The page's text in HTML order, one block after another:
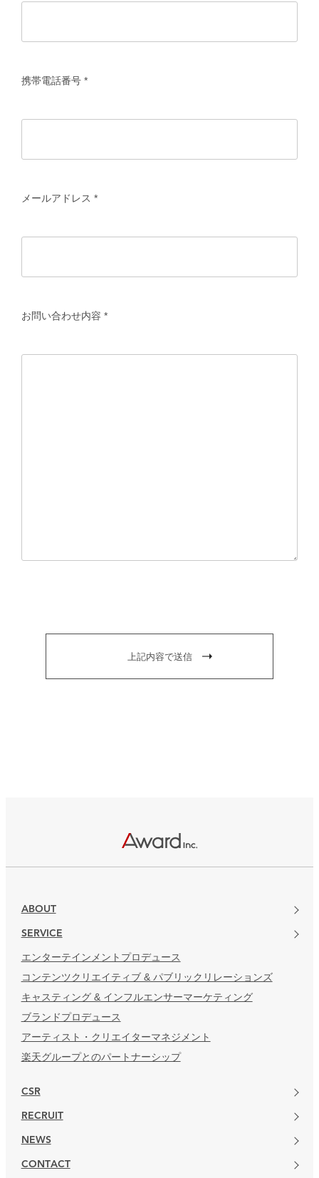
携帯電話番号 *
メールアドレス *
お問い合わせ内容 *
ABOUT
SERVICE
エンターテインメントプロデュース
コンテンツクリエイティブ & パブリックリレーションズ
キャスティング & インフルエンサーマーケティング
ブランドプロデュース
アーティスト・クリエイターマネジメント
楽天グループとのパートナーシップ
CSR
RECRUIT
NEWS
CONTACT